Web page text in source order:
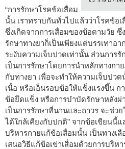
“การรักษาโรคข้อเสื่อม
นั้น เราทราบกันทั่วไปแล้วว่าโรคข้อ
ซึ่งเกิดจากการเสื่อมของข้อตามวัย ซึ่
รักษาทางยาก็เป็นเพียงแต่บรรเทาอ
ระงับความเจ็บปวดเท่านั้น ส่วนการ
เป็นการรักษาโดยการนำหลักทางก
กับทางยา เพื่อจะทำให้ความเจ็บปวด
เนื้อ หรือเอ็นรอบข้อให้แข็งแรงขึ้น ก
ข้อยึดแข็ง หรือการบำบัดรักษาหลังผ่
เป็นการรักษาที่นานและถาวร จะช่ว
ได้ใกล้เคียงกับปกติ” จากข้อเขียนนี้
บริหารกายแก้ข้อเสื่อมนั้น เป็นทางเ
เสนอวิธีแก้ข้อเข่าเสื่อมด้วยการบริ